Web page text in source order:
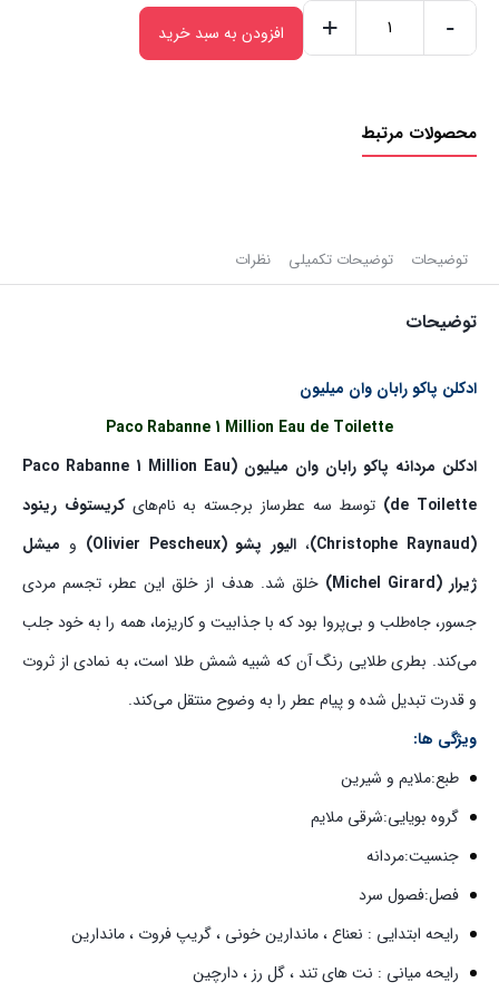
پاکو
(005)
|
۲۵ml
-
+ افزودن به سبد خرید
محصولات مرتبط
توضیحات توضیحات تکمیلی نظرات
توضیحات
ادکلن پاکو رابان وان میلیون
Paco Rabanne 1 Million Eau de Toilette
ادکلن مردانه پاکو رابان وان میلیون (Paco Rabanne 1 Million Eau
de Toilette)
توسط سه عطرساز برجسته به نام‌هایکریستوف رینود
(Christophe Raynaud)
، الیور پشو (Olivier Pescheux) و میشل
ژیرار (Michel Girard)
خلق شد. هدف از خلق این عطر، تجسم مردی
جسور، جاه‌طلب و بی‌پروا بود که با جذابیت و کاریزما، همه را به خود جلب
می‌کند. بطری طلایی رنگ آن که شبیه شمش طلا است، به نمادی از ثروت
و قدرت تبدیل شده و پیام عطر را به وضوح منتقل می‌کند.
ویژگی ها:
طبع:ملایم و شیرین
گروه بویایی:شرقی ملایم
جنسیت:مردانه
فصل:فصول سرد
رایحه ابتدایی : نعناع ، ماندارین خونی ، گریپ فروت ، ماندارین
رایحه میانی : نت های تند ، گل رز ، دارچین